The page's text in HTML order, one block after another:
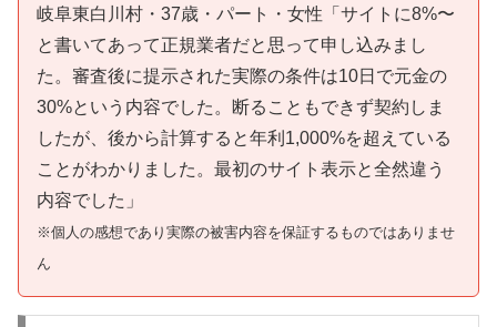
岐阜東白川村・37歳・パート・女性「サイトに8%〜
と書いてあって正規業者だと思って申し込みまし
た。審査後に提示された実際の条件は10日で元金の
30%という内容でした。断ることもできず契約しま
したが、後から計算すると年利1,000%を超えている
ことがわかりました。最初のサイト表示と全然違う
内容でした」
※個人の感想であり実際の被害内容を保証するものではありませ
ん